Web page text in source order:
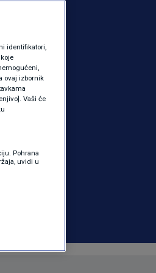
identifikatori,
ovaj izbornik
Vaši će
Pohrana
uvidi u